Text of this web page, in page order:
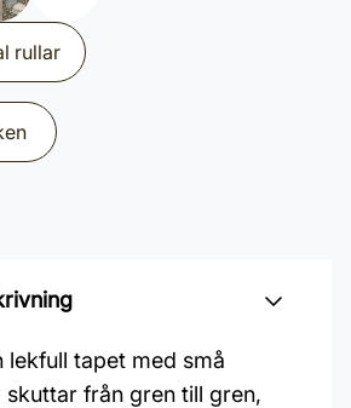
rullar
lekfull tapet med små
från gren till gren,